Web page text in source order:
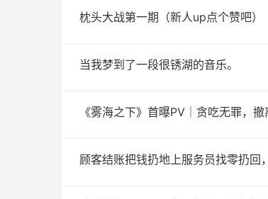
枕头大战第一期（新人up点个赞吧）
当我梦到了一段很锈湖的音乐。
《雾海之下》首曝PV｜贪吃无罪，撤
顾客结账把钱扔地上服务员找零扔回